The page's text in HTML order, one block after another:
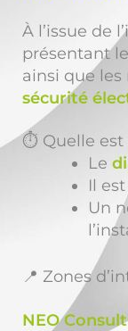
À l’issue de
présentant
ainsi que
sécurité
⏱️ Quelle est
Le
Il
Un
📍 Zones
NEO